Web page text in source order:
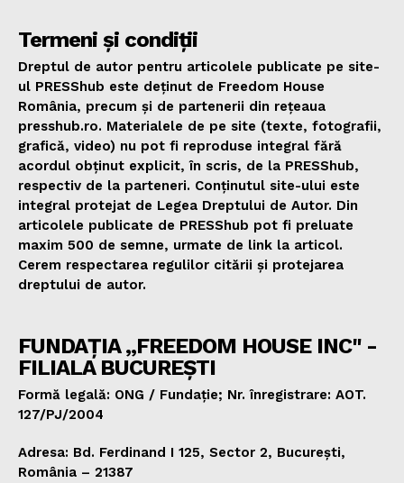
Termeni și condiții
Dreptul de autor pentru articolele publicate pe site-
ul PRESShub este deținut de Freedom House
România, precum și de partenerii din rețeaua
presshub.ro. Materialele de pe site (texte, fotografii,
grafică, video) nu pot fi reproduse integral fără
acordul obținut explicit, în scris, de la PRESShub,
respectiv de la parteneri. Conținutul site-ului este
integral protejat de Legea Dreptului de Autor. Din
articolele publicate de PRESShub pot fi preluate
maxim 500 de semne, urmate de link la articol.
Cerem respectarea regulilor citării și protejarea
dreptului de autor.
FUNDAȚIA „FREEDOM HOUSE INC" -
FILIALA BUCUREȘTI
Formă legală: ONG / Fundație; Nr. înregistrare: AOT.
127/PJ/2004
Adresa: Bd. Ferdinand I 125, Sector 2, București,
România – 21387